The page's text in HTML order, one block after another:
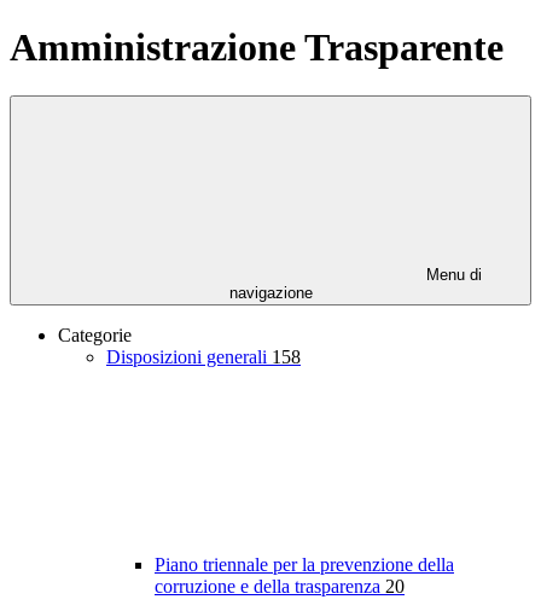
Amministrazione Trasparente
Menu di
navigazione
Categorie
Disposizioni generali 158
Piano triennale per la prevenzione della
corruzione e della trasparenza 20